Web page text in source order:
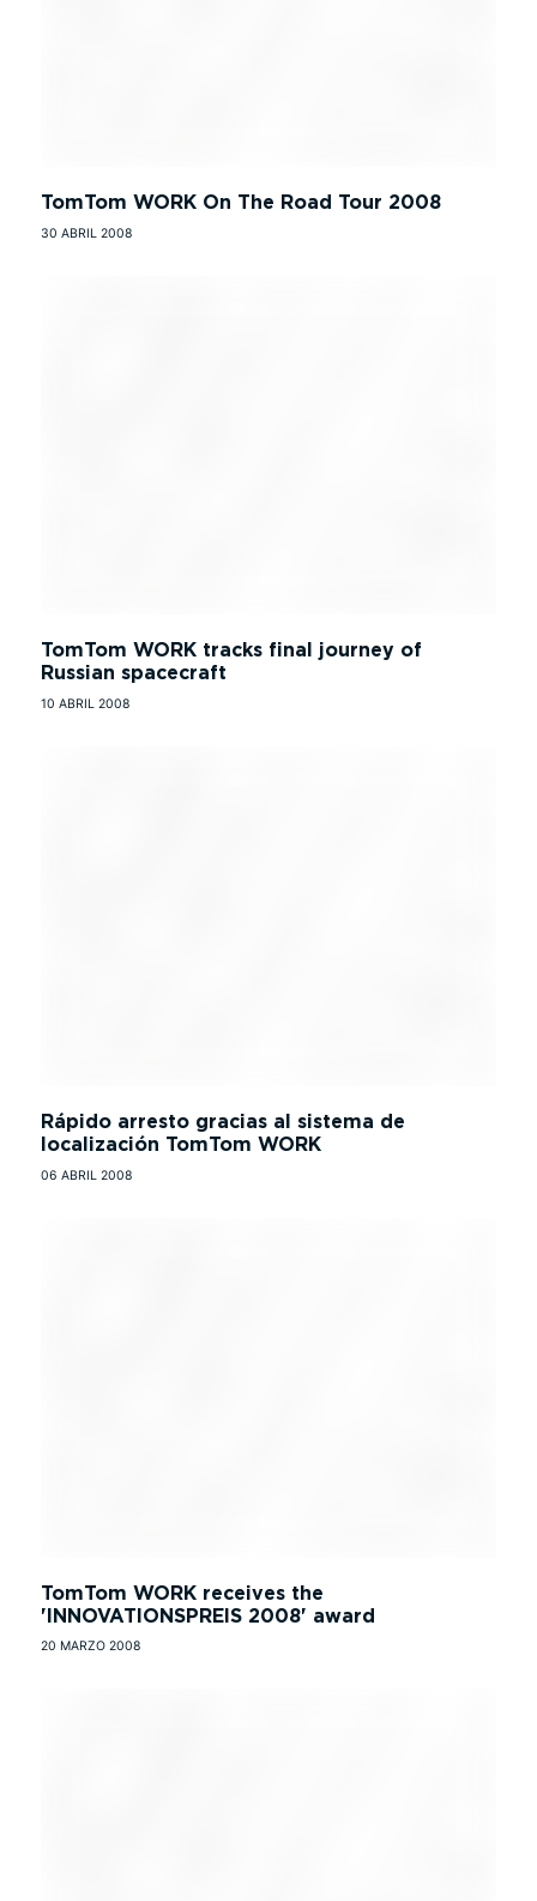
TomTom WORK On The Road Tour 2008
30 ABRIL 2008
TomTom WORK tracks final journey of
Russian spacecraft
10 ABRIL 2008
Rápido arresto gracias al sistema de
localización TomTom WORK
06 ABRIL 2008
TomTom WORK receives the
'INNOVATIONSPREIS 2008' award
20 MARZO 2008